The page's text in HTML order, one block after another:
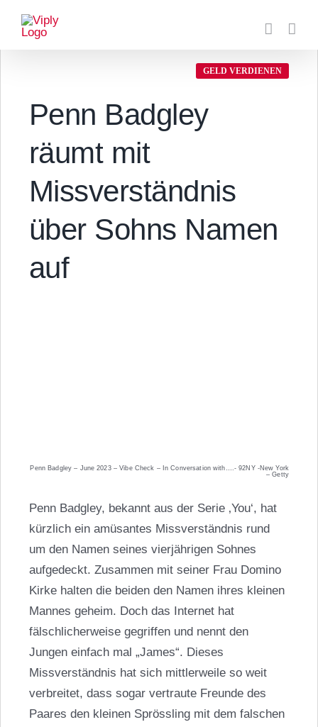
Inhalt
springen
GELD VERDIENEN
Penn Badgley
räumt mit
Missverständnis
über Sohns Namen
auf
Penn Badgley – June 2023 – Vibe Check – In Conversation with….- 92NY -New York
– Getty
Penn Badgley, bekannt aus der Serie ‚You‘, hat
kürzlich ein amüsantes Missverständnis rund
um den Namen seines vierjährigen Sohnes
aufgedeckt. Zusammen mit seiner Frau Domino
Kirke halten die beiden den Namen ihres kleinen
Mannes geheim. Doch das Internet hat
fälschlicherweise gegriffen und nennt den
Jungen einfach mal „James“. Dieses
Missverständnis hat sich mittlerweile so weit
verbreitet, dass sogar vertraute Freunde des
Paares den kleinen Sprössling mit dem falschen